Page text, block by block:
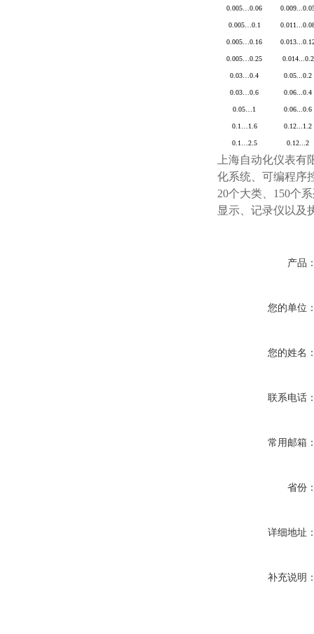
0.005 0.06
0.005… 0.1
0.005 0.16
0.005 0.25 0.014...0.2
0.03 0.4
0.03 0.6
0.05 1
0.05...0.2
0.06...0.4
0.06...0.6
0.1 1.6
0.1 2.5
0.12...1.2
0.12...2
上海自动化仪表
化系统、可编程序
20个大类、150个
显示、记录仪以及
产品
您的单位
您的姓名
联系电话
常用邮箱
省份
详细地址
补充说明